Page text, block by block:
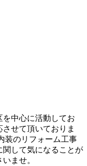
中心に活動してお
せて頂いておりま
装のリフォーム工事
関して気になることが
ませ。